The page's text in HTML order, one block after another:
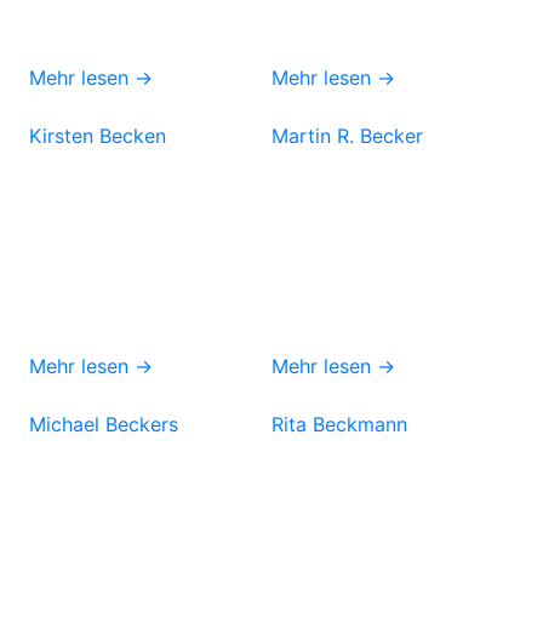
Mehr lesen → Mehr lesen →
Kirsten Becken
Mehr lesen →
Martin R. Becker
Mehr lesen →
Michael Beckers Rita Beckmann